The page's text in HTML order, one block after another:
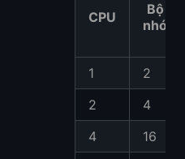
CPU
Bộ
nhớ
1
2
2
4
4
16